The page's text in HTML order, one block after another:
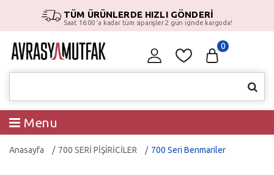
TÜM ÜRÜNLERDE HIZLI GÖNDERİ
Saat 16:00 ‘a kadar tüm siparişler 2 gün içinde kargoda!
0
Menu
Anasayfa 700 SERİ PİŞİRİCİLER 700 Seri Benmariler